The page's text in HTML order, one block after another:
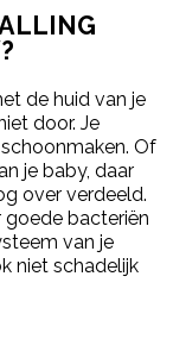
de huid van je
door. Je
Of
je baby, daar
over verdeeld.
goede bacteriën
van je
niet schadelijk